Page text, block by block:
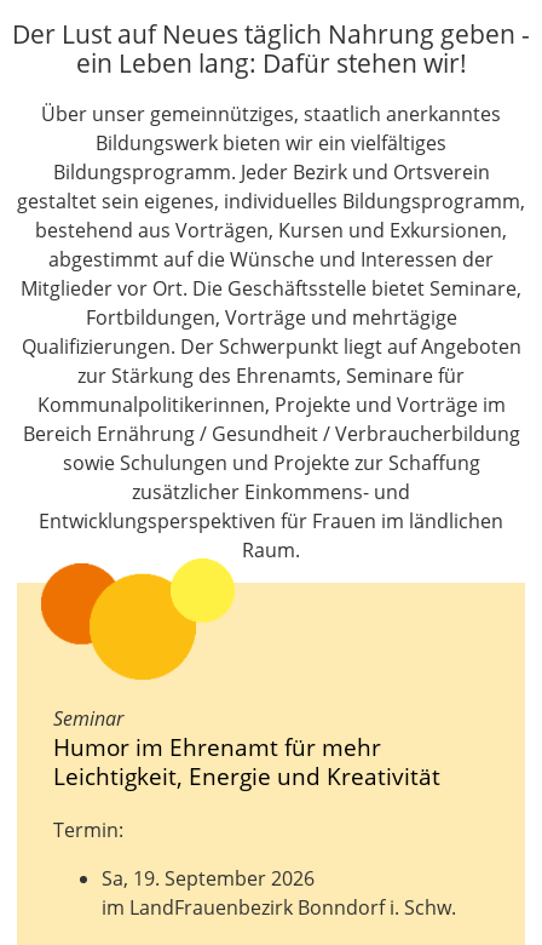
Der Lust auf Neues täglich Nahrung geben -
ein Leben lang: Dafür stehen wir!
Über unser gemeinnütziges, staatlich anerkanntes
Bildungswerk bieten wir ein vielfältiges
Bildungsprogramm. Jeder Bezirk und Ortsverein
gestaltet sein eigenes, individuelles Bildungsprogramm,
bestehend aus Vorträgen, Kursen und Exkursionen,
abgestimmt auf die Wünsche und Interessen der
Mitglieder vor Ort. Die Geschäftsstelle bietet Seminare,
Fortbildungen, Vorträge und mehrtägige
Qualifizierungen. Der Schwerpunkt liegt auf Angeboten
zur Stärkung des Ehrenamts, Seminare für
Kommunalpolitikerinnen, Projekte und Vorträge im
Bereich Ernährung / Gesundheit / Verbraucherbildung
sowie Schulungen und Projekte zur Schaffung
zusätzlicher Einkommens- und
Entwicklungsperspektiven für Frauen im ländlichen
Raum.
Seminar
Humor im Ehrenamt für mehr
Leichtigkeit, Energie und Kreativität
Termin:
Sa, 19. September 2026
im LandFrauenbezirk Bonndorf i. Schw.